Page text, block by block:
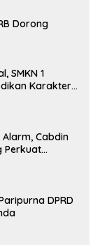
Dorong
SMKN 1
Karakter
Cabdin
Perkuat
DPRD